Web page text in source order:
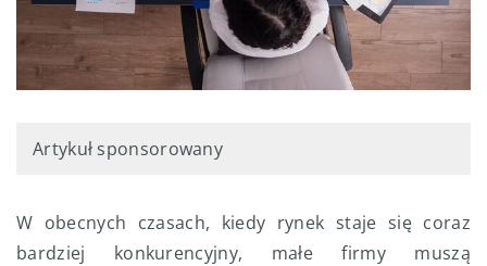
Artykuł sponsorowany
W obecnych czasach, kiedy rynek staje się coraz
bardziej konkurencyjny, małe firmy muszą